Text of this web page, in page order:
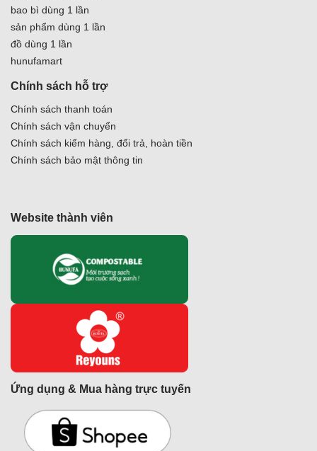
bao bì dùng 1 lần
sản phẩm dùng 1 lần
đồ dùng 1 lần
hunufamart
Chính sách hỗ trợ
Chính sách thanh toán
Chính sách vận chuyển
Chính sách kiểm hàng, đổi trả, hoàn tiền
Chính sách bảo mật thông tin
Website thành viên
Ứng dụng & Mua hàng trực tuyến